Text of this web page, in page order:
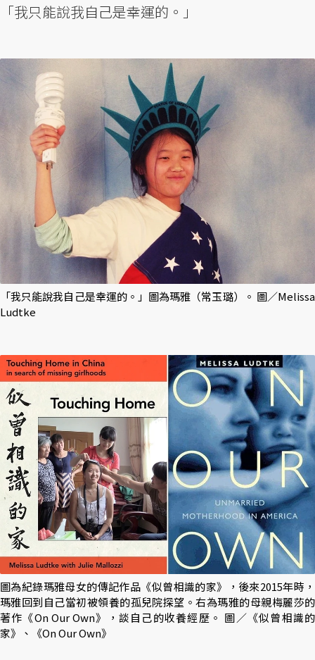
「我只能說我自己是幸運的。」
「我只能說我自己是幸運的。」圖為瑪雅（常玉璐）。 圖／Melissa
Ludtke
圖為紀錄瑪雅母女的傳記作品《似曾相識的家》，後來2015年時，
瑪雅回到自己當初被領養的孤兒院探望。右為瑪雅的母親梅麗莎的
著作《On Our Own》，談自己的收養經歷。 圖／《似曾相識的
家》、《On Our Own》